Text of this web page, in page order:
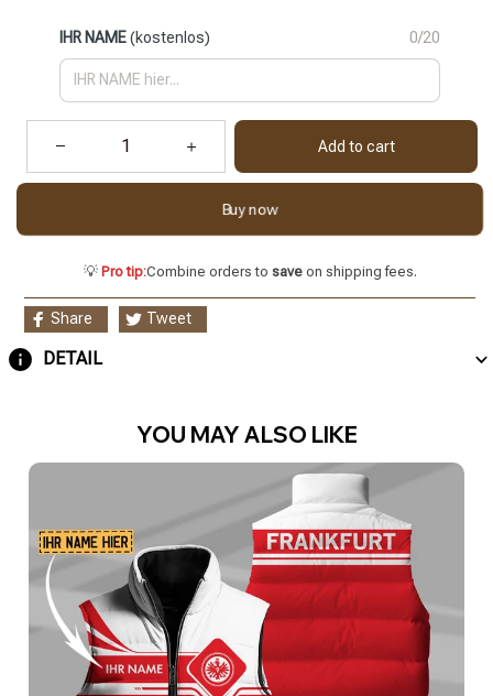
IHR NAME(kostenlos) 0/20
Add to cart
Buy now
💡 Pro tip:Combine orders to saveon shipping fees.
Share Tweet
DETAIL
YOU MAY ALSO LIKE